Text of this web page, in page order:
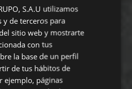
FRENCH
S.A.U utilizamos
y de terceros para
sitio web y mostrarte
con tus
la base de un perfil
de tus hábitos de
ejemplo, páginas